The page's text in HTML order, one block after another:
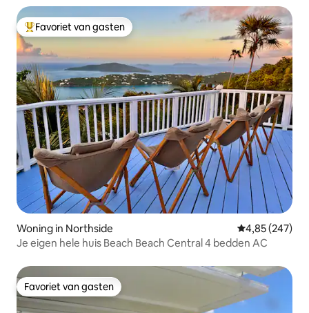
Topfavoriet van gasten
Favoriet van gasten
Woning in Northside Gemiddelde
4,85 (247)
Je eigen hele huis Beach Beach Central 4 bedden AC
Favoriet van gasten
Favoriet van gasten